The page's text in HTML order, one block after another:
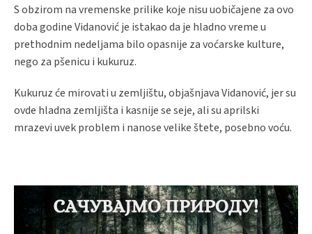
S obzirom na vremenske prilike koje nisu uobičajene za ovo
doba godine Vidanović je istakao da je hladno vreme u
prethodnim nedeljama bilo opasnije za voćarske kulture,
nego za pšenicu i kukuruz.
Kukuruz će mirovati u zemljištu, objašnjava Vidanović, jer su
ovde hladna zemljišta i kasnije se seje, ali su aprilski
mrazevi uvek problem i nanose velike štete, posebno voću.